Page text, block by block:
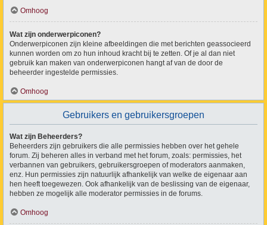
Omhoog
Wat zijn onderwerpiconen?
Onderwerpiconen zijn kleine afbeeldingen die met berichten geassocieerd
kunnen worden om zo hun inhoud kracht bij te zetten. Of je al dan niet
gebruik kan maken van onderwerpiconen hangt af van de door de
beheerder ingestelde permissies.
Omhoog
Gebruikers en gebruikersgroepen
Wat zijn Beheerders?
Beheerders zijn gebruikers die alle permissies hebben over het gehele
forum. Zij beheren alles in verband met het forum, zoals: permissies, het
verbannen van gebruikers, gebruikersgroepen of moderators aanmaken,
enz. Hun permissies zijn natuurlijk afhankelijk van welke de eigenaar aan
hen heeft toegewezen. Ook afhankelijk van de beslissing van de eigenaar,
hebben ze mogelijk alle moderator permissies in de forums.
Omhoog